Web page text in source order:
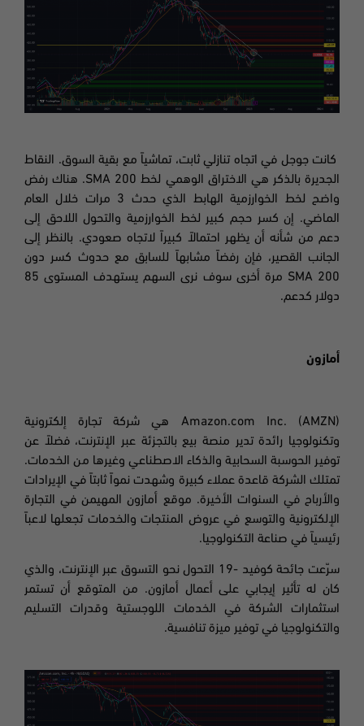
كانت جوجل في اتجاه تنازلي ثابت، تماشياً مع بقية السوق. النقاط
الجديرة بالذكر هي الاختراق الوهمي لخط 200
هناك رفض
واضح لخط الخوارزمية الهابط الذي حدث 3 مرات خلال العام
الماضي. إن كسر حجم كبير لخط الخوارزمية والتحول اللاحق إلى
دعم من شأنه أن يظهر احتمالاً كبيراً لاتجاه صعودي. بالنظر إلى
الجانب القصير، فإن رفضاً مشابهاً للسابق مع حدوث كسر دون
200
مرة أخرى سوف نرى السهم يستهدف المستوى 85
دولار كدعم.
أمازون
Amazon.com Inc. (AMZN)
هي شركة تجارة إلكترونية
وتكنولوجيا رائدة تدير منصة بيع بالتجزئة عبر الإنترنت، فضلاً عن
توفير الحوسبة السحابية والذكاء الاصطناعي وغيرها من الخدمات.
تمتلك الشركة قاعدة عملاء كبيرة وشهدت نمواً ثابتاً في الإيرادات
والأرباح في السنوات الأخيرة. موقع أمازون المهيمن في التجارة
الإلكترونية والتوسع في عروض المنتجات والخدمات تجعلها لاعباً
رئيسياً في صناعة التكنولوجيا.
سرّعت جائحة كوفيد -19 التحول نحو التسوق عبر الإنترنت، والذي
كان له تأثير إيجابي على أعمال أمازون. من المتوقع أن تستمر
استثمارات الشركة في الخدمات اللوجستية وقدرات التسليم
والتكنولوجيا في توفير ميزة تنافسية.